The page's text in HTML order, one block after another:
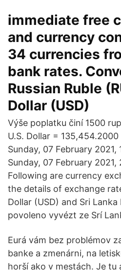
immediate free
and currency
34 currencies
bank rates.
Russian Ruble
Dollar (USD)
Výše poplatku činí 1500
U.S. Dollar = 135,454.2000
Sunday, 07 February
Sunday, 07 February
Following are currency
the details of exchange
Dollar (USD) and Sri Lanka
povoleno vyvézt ze Srí
Eurá vám bez problémov
banke a zmenárni, na
horší ako v mestách. Je tu